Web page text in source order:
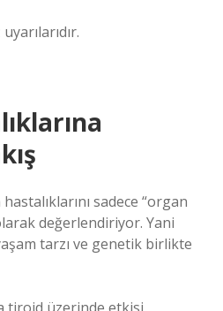
sadece “organ
değerlendiriyor. Yani
tarzı ve genetik birlikte